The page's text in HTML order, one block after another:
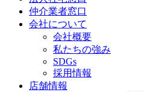
仲介業者窓口
会社について
会社概要
私たちの強み
SDGs
採用情報
店舗情報